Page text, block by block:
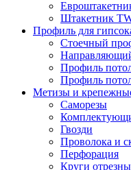
Штакетник
Профиль для
Стоечный
Профиль
Профиль
Метизы и
Саморезы
Гвозди
Проволока и
Перфорация
Круги